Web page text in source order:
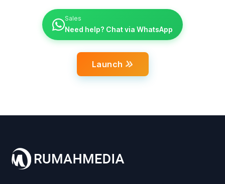
Sales
Need help? Chat via WhatsApp
Launch